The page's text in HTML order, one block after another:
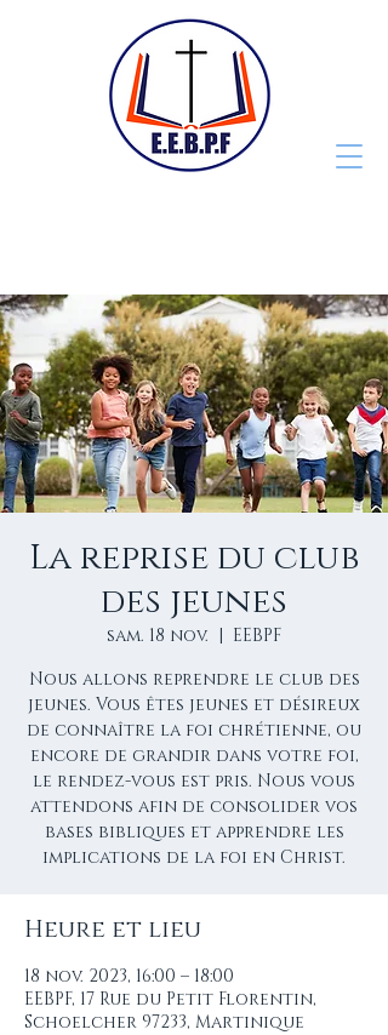
La reprise du club
des jeunes
sam. 18 nov.
  |
EEBPF
Nous allons reprendre le club des
jeunes. Vous êtes jeunes et désireux
de connaître la foi chrétienne, ou
encore de grandir dans votre foi,
le rendez-vous est pris. Nous vous
attendons afin de consolider vos
bases bibliques et apprendre les
implications de la foi en Christ.
Heure et lieu
18 nov. 2023, 16:00 – 18:00
EEBPF, 17 Rue du Petit Florentin,
Schoelcher 97233, Martinique